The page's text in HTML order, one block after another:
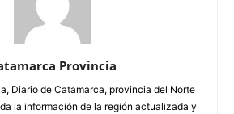
Provincia
Diario de Catamarca, provincia del Norte
la información de la región actualizada y